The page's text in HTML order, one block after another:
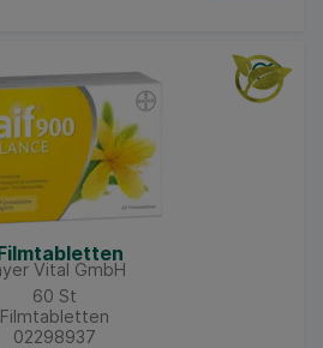
Vital GmbH
60 St
Filmtabletten
02298937